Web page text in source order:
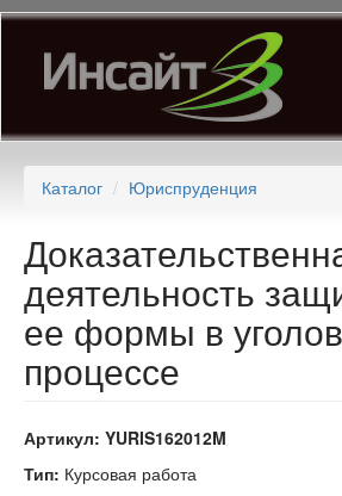
Перейти
основному
содержанию
Каталог Юриспруденция
деятельность
ее формы в
процессе
Артикул: YURIS162012M
Тип: Курсовая работа